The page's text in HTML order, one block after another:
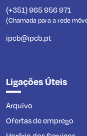
(+351) 965 956 971
(Chamada para a rede
ipcb@ipcb.pt
Ligações Úteis
Arquivo
Ofertas de emprego